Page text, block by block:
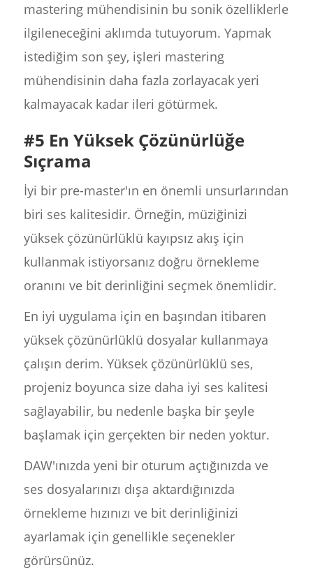
mastering mühendisinin bu sonik özelliklerle
ilgileneceğini aklımda tutuyorum. Yapmak
istediğim son şey, işleri mastering
mühendisinin daha fazla zorlayacak yeri
kalmayacak kadar ileri götürmek.
#5 En Yüksek Çözünürlüğe
Sıçrama
İyi bir pre-master'ın en önemli unsurlarından
biri ses kalitesidir. Örneğin, müziğinizi
yüksek çözünürlüklü kayıpsız akış için
kullanmak istiyorsanız doğru örnekleme
oranını ve bit derinliğini seçmek önemlidir.
En iyi uygulama için en başından itibaren
yüksek çözünürlüklü dosyalar kullanmaya
çalışın derim. Yüksek çözünürlüklü ses,
projeniz boyunca size daha iyi ses kalitesi
sağlayabilir, bu nedenle başka bir şeyle
başlamak için gerçekten bir neden yoktur.
DAW'ınızda yeni bir oturum açtığınızda ve
ses dosyalarınızı dışa aktardığınızda
örnekleme hızınızı ve bit derinliğinizi
ayarlamak için genellikle seçenekler
görürsünüz.